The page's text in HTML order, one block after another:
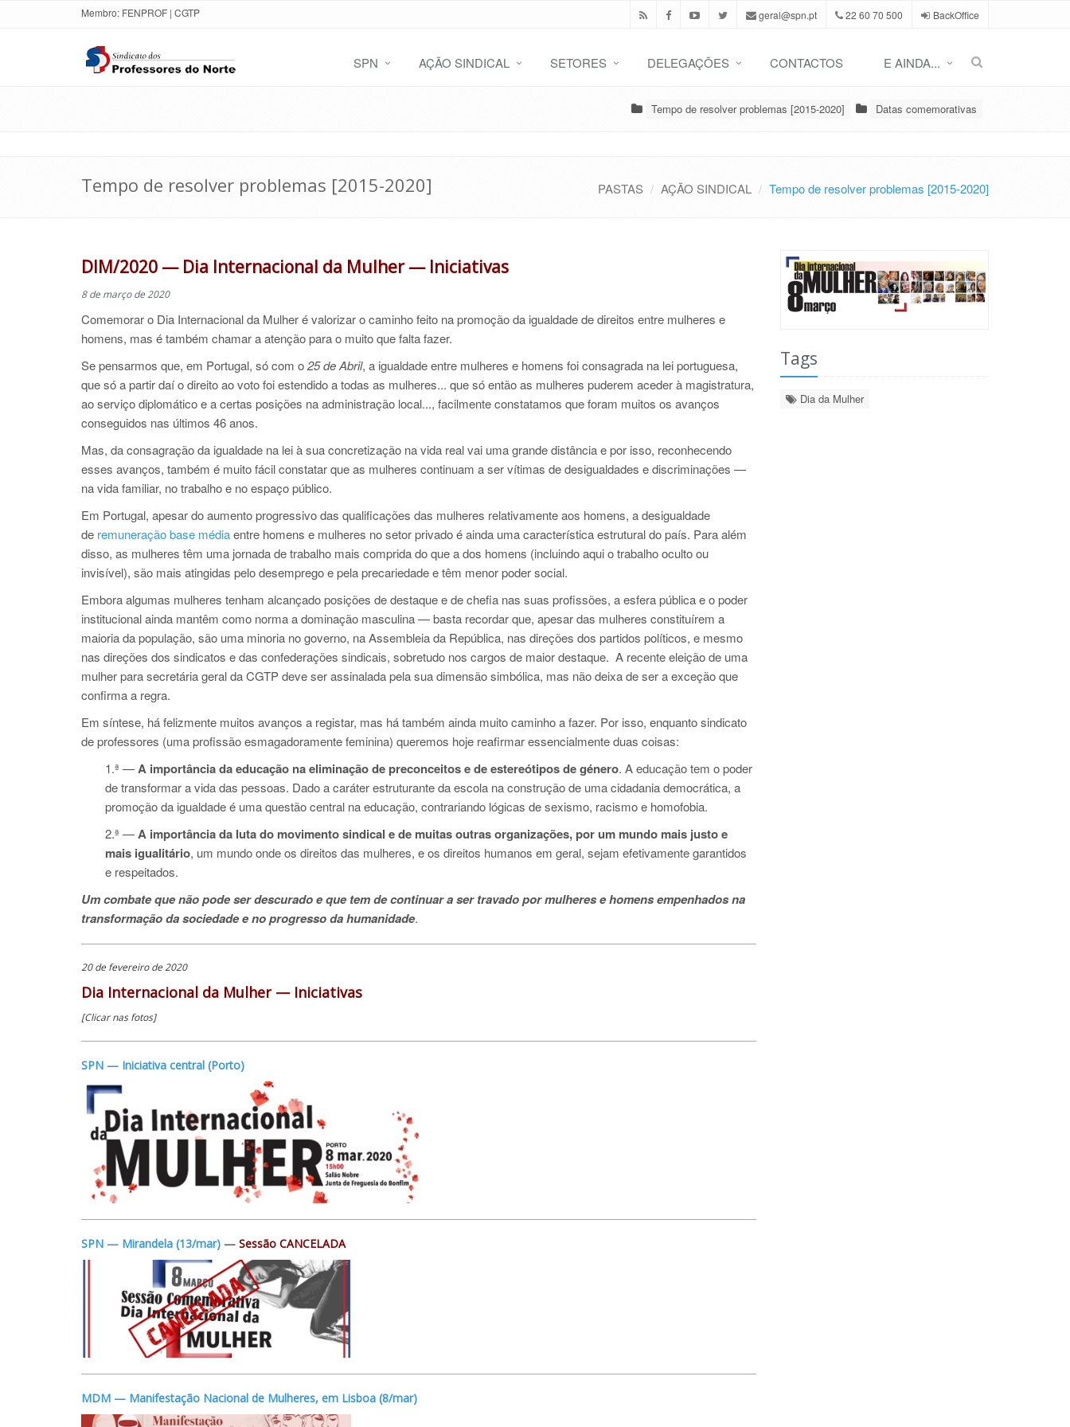
Membro: FENPROF | CGTP geral@spn.pt 22 60 70 500 BackOffice
SPN AÇÃO SINDICAL SETORES DELEGAÇÕES CONTACTOS E AINDA...
Tempo de resolver problemas [2015-2020] Datas comemorativas
Tempo de resolver problemas [2015-2020] PASTAS AÇÃO SINDICAL Tempo de resolver problemas [2015-2020]
DIM/2020 — Dia Internacional da Mulher — Iniciativas
8 de março de 2020
Comemorar o Dia Internacional da Mulher é valorizar o caminho feito na promoção da igualdade de direitos entre mulheres e
homens, mas é também chamar a atenção parao muito que falta fazer.
Se pensarmos que, em Portugal, só com o25 de Abril, a igualdade entre mulheres e homens foi consagrada na lei portuguesa,
que só a partir daí o direito ao voto foi estendido a todas as mulheres... que só então as mulheres puderem aceder à magistratura,
ao serviço diplomáticoe a certas posições na administração local..., facilmente constatamos que foram muitos os avanços
conseguidos nas últimos 46 anos.
Mas, da consagração da igualdade na lei à sua concretização na vida real vai uma grande distância e por isso, reconhecendo
esses avanços, também é muito fácil constatar queas mulheres continuam a ser vítimas de desigualdades e discriminações —
na vida familiar, no trabalho e no espaço público.
Em Portugal, apesar do aumento progressivo das qualificações das mulheres relativamente aos homens, a desigualdade
de remuneração base médiaentre homens e mulheres no setor privado é ainda uma característica estrutural do país. Para além
disso, as mulheres têm uma jornada de trabalho mais comprida do que a dos homens (incluindo aqui o trabalho oculto ou
invisível), são mais atingidas pelo desemprego e pela precariedade e têm menor poder social.
Embora algumas mulheres tenham alcançado posições de destaque e de chefia nas suas profissões, a esfera pública e o poder
institucional ainda mantêm como norma a dominação masculina — basta recordar que, apesar das mulheres constituírem a
maioria da população, são uma minoria no governo, na Assembleia da República, nas direções dos partidos políticos, e mesmo
nas direções dos sindicatos e das confederações sindicais, sobretudo nos cargos de maior destaque. A recente eleição de uma
mulher para secretária geral da CGTP deve ser assinalada pela sua dimensão simbólica, mas não deixa de ser a exceção que
confirma a regra.
Em síntese, há felizmente muitos avanços a registar, mas há também ainda muito caminho a fazer. Por isso, enquanto sindicato
de professores (uma profissão esmagadoramente feminina) queremos hoje reafirmar essencialmente duas coisas:
1.ª —A importância da educação na eliminação de preconceitos e de estereótipos de género. A educação tem o poder
de transformar a vida das pessoas. Dado a caráter estruturante da escola na construção de uma cidadania democrática, a
promoção da igualdade é uma questão central na educação, contrariando lógicas de sexismo, racismo e homofobia.
2.ª —A importância da luta do movimento sindical e de muitas outras organizações, por um mundo mais justo e
mais igualitário, um mundo onde os direitos das mulheres, e os direitos humanos em geral, sejam efetivamente garantidos
e respeitados.
Um combate que não pode ser descurado e que tem de continuar a ser travado por mulheres e homens empenhados na
transformação da sociedade e no progresso da humanidade.
20 de fevereiro de 2020
Dia Internacional da Mulher — Iniciativas
[Clicar nas fotos]
SPN — Iniciativa central (Porto)
SPN — Mirandela (13/mar) — Sessão CANCELADA
MDM — Manifestação Nacional de Mulheres, em Lisboa (8/mar)
Tags
Dia da Mulher